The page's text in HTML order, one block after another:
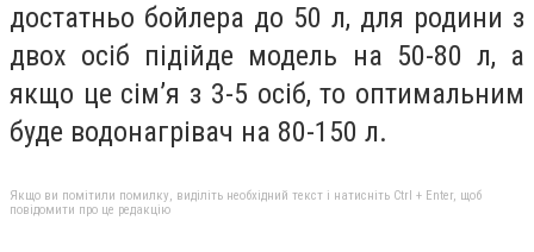
достатньо бойлера до 50 л, для родини з
двох осіб підійде модель на 50-80 л, а
якщо це сім’я з 3-5 осіб, то оптимальним
буде водонагрівач на 80-150 л.
Якщо ви помітили помилку, виділіть необхідний текст і натисніть Ctrl + Enter, щоб
повідомити про це редакцію